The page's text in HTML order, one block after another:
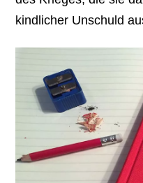
kindlicher Unschuld